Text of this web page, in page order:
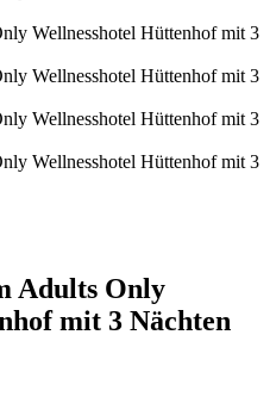
Adults Only
mit 3 Nächten